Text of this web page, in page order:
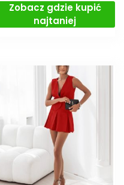
Zobacz gdzie kupić
najtaniej